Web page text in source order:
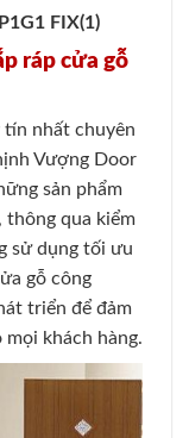
FIX(1)
ráp cửa gỗ
tín nhất chuyên
Vượng Door
sản phẩm
thông qua kiểm
sử dụng tối ưu
gỗ công
triển để đảm
khách hàng.